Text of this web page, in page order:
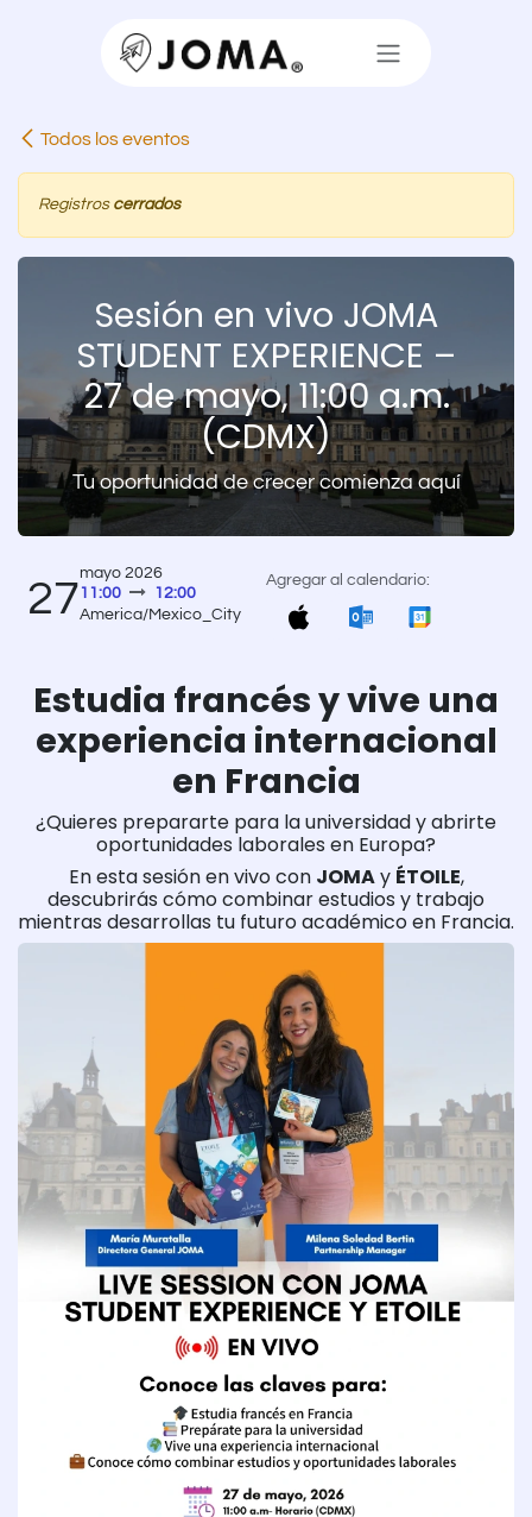
Todos los eventos
Registros cerrados
Sesión en vivo JOMA
STUDENT EXPERIENCE –
27 de mayo, 11:00 a.m.
(CDMX)
Tu oportunidad de crecer comienza aquí
27
mayo 2026
11:00
12:00
America/Mexico_City
Agregar al calendario:
Estudia francés y vive una
experiencia internacional
en Francia
¿Quieres prepararte para la universidad y abrirte
oportunidades laborales en Europa?
En esta sesión en vivo con JOMAy ÉTOILE,
descubrirás cómo combinar estudios y trabajo
mientras desarrollas tu futuro académico en Francia.